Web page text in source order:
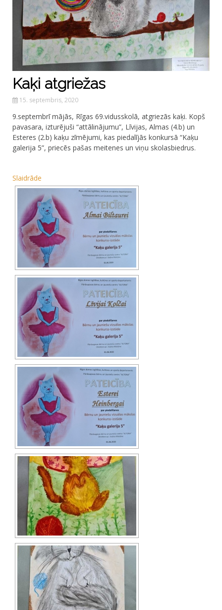
Kaķi atgriežas
15. septembris, 2020
9.septembrī mājās, Rīgas 69.vidusskolā, atgriezās kaķi. Kopš
pavasara, izturējuši “attālinājumu”, Līvijas, Almas (4.b) un
Esteres (2.b) kaķu zīmējumi, kas piedalījās konkursā “Kaķu
galerija 5”, priecēs pašas meitenes un viņu skolasbiedrus.
Slaidrāde